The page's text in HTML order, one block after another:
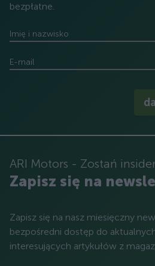
bezpłatne.
Imię i nazwisko
E-mail
ARI Motors - Zostań
Zapisz się na
Zapisz się na nasz miesięczny
bezpośredni dostęp do
interesujących artykułów z